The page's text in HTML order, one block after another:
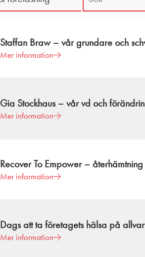
Staffan Braw – vår grundare och
Mer information
Gia Stockhaus – vår vd och
Mer information
Recover To Empower –
Mer information
Dags att ta företagets hälsa på
Mer information